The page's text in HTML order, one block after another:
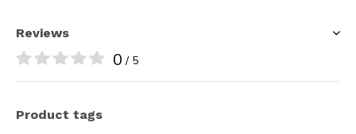
Reviews
0 / 5
Product tags